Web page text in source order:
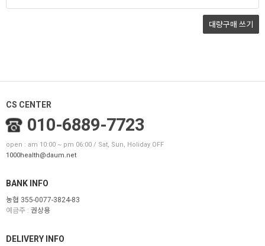
대량구매 쓰기
CS CENTER
010-6889-7723
open : am 10:00 ~ pm 06:00 / Sat, Sun, Holiday OFF
1000health@daum.net
BANK INFO
농협 355-0077-3824-83
예금주 : 권상용
DELIVERY INFO